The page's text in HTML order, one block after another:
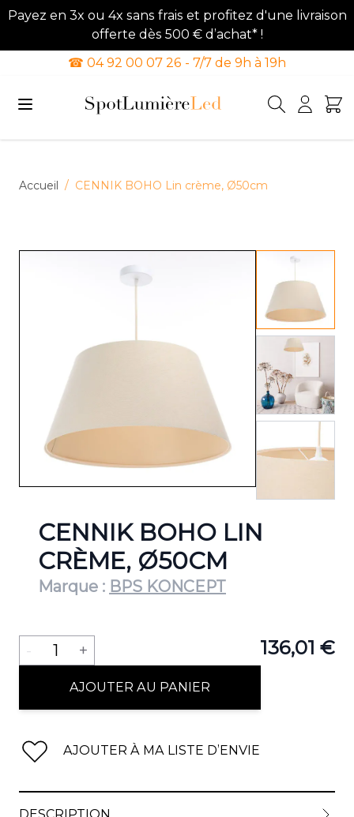
Payez en 3x ou 4x sans frais et profitez d'une livraison
offerte dès 500 € d’achat* !
☎ 04 92 00 07 26 - 7/7 de 9h à 19h
Accueil / CENNIK BOHO Lin crème, Ø50cm
View
View
View
CENNIK BOHO LIN
CRÈME, Ø50CM
Marque : BPS KONCEPT
136,01 €
Quantité
- 1 +
AJOUTER AU PANIER
AJOUTER À MA LISTE D’ENVIE